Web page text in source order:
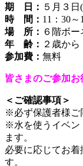
期 日： ５月３日(
時 間： 11：30～
場 所： ６階ボ
年 齢： ２歳から
参加費： 無料
皆さまのご参加お
＜ご確認事項＞
※必ず保護者様ご
※水を使うイベン
ます。
必要に応じてお
す。